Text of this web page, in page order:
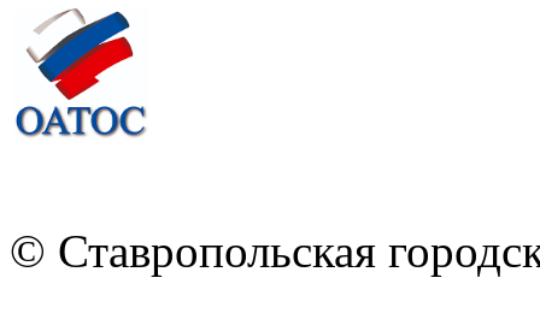
© Ставропольская